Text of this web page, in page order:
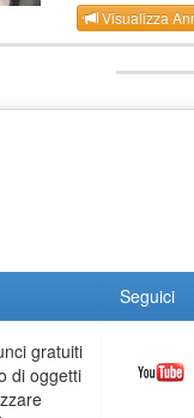
Visualizza
gratuiti
di oggetti
Seguici